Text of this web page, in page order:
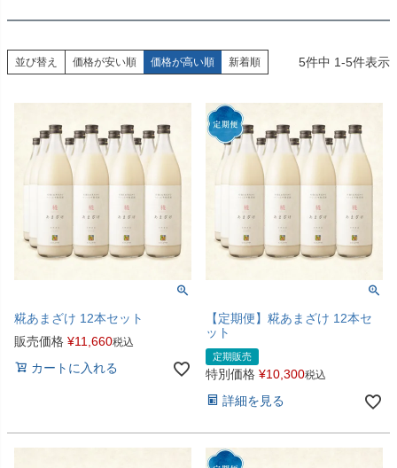
並び替え 価格が安い順 価格が高い順 新着順 5件中 1-5件表示
糀あまざけ 12本セット
販売価格 ¥11,660税込
カートに入れる
【定期便】糀あまざけ 12本セ
ット
定期販売
特別価格 ¥10,300税込
詳細を見る